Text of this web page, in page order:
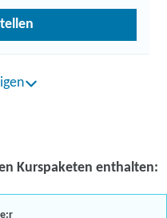
Kurspaketen enthalten: